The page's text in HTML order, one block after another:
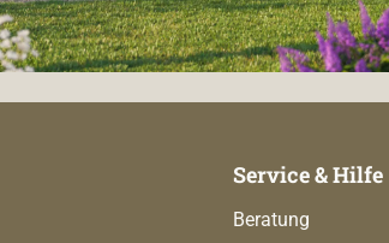
Service & Hilfe
Beratung